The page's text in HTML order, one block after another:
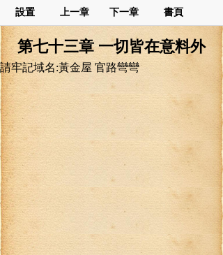
設置 上一章 下一章 書頁
第七十三章 一切皆在意料外
請牢記域名:黃金屋 官路彎彎